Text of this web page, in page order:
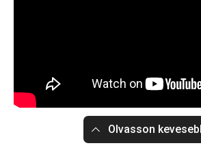
Olvasson